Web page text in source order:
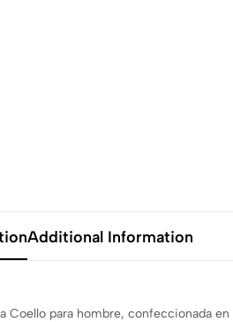
Additional Information
Coello para hombre, confeccionada